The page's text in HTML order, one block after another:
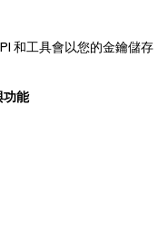
和工具會以您的金鑰儲存
功能